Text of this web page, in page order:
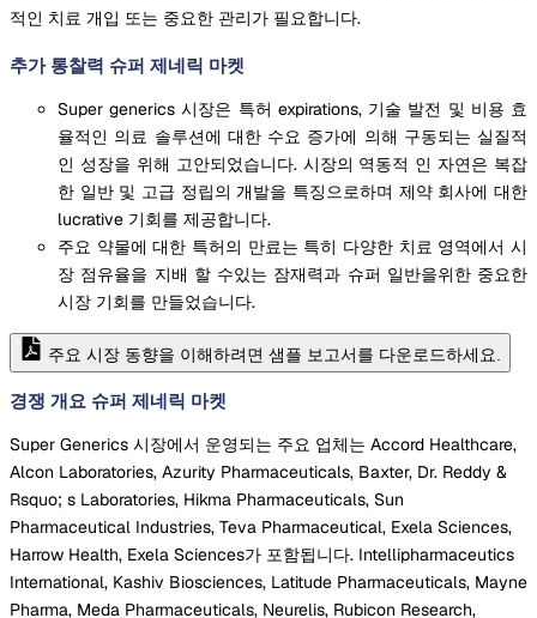
적인 치료 개입 또는 중요한 관리가 필요합니다.
추가 통찰력 슈퍼 제네릭 마켓
Super generics 시장은 특허 expirations, 기술 발전 및 비용 효
율적인 의료 솔루션에 대한 수요 증가에 의해 구동되는 실질적
인 성장을 위해 고안되었습니다. 시장의 역동적 인 자연은 복잡
한 일반 및 고급 정립의 개발을 특징으로하며 제약 회사에 대한
lucrative 기회를 제공합니다.
주요 약물에 대한 특허의 만료는 특히 다양한 치료 영역에서 시
장 점유율을 지배 할 수있는 잠재력과 슈퍼 일반을위한 중요한
시장 기회를 만들었습니다.
주요 시장 동향을 이해하려면 샘플 보고서를 다운로드하세요.
경쟁 개요 슈퍼 제네릭 마켓
Super Generics 시장에서 운영되는 주요 업체는 Accord Healthcare,
Alcon Laboratories, Azurity Pharmaceuticals, Baxter, Dr. Reddy &
Rsquo; s Laboratories, Hikma Pharmaceuticals, Sun
Pharmaceutical Industries, Teva Pharmaceutical, Exela Sciences,
Harrow Health, Exela Sciences가 포함됩니다. Intellipharmaceutics
International, Kashiv Biosciences, Latitude Pharmaceuticals, Mayne
Pharma, Meda Pharmaceuticals, Neurelis, Rubicon Research,